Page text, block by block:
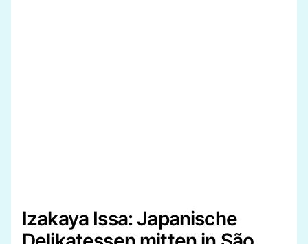
Izakaya Issa: Japanische